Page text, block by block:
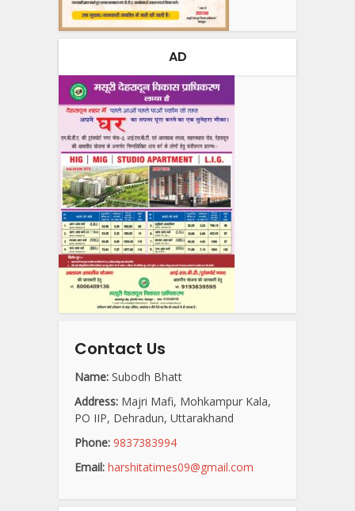
AD
Contact Us
Name: Subodh Bhatt
Address: Majri Mafi, Mohkampur Kala,
PO IIP, Dehradun, Uttarakhand
Phone: 9837383994
Email: harshitatimes09@gmail.com